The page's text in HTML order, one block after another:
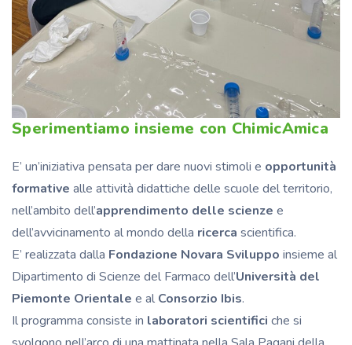
Sperimentiamo insieme con ChimicAmica
E’ un’iniziativa pensata per dare nuovi stimoli e opportunità
formative alle attività didattiche delle scuole del territorio,
nell’ambito dell’apprendimento delle scienze e
dell’avvicinamento al mondo della ricerca scientifica.
E’ realizzata dalla Fondazione Novara Sviluppo insieme al
Dipartimento di Scienze del Farmaco dell’Università del
Piemonte Orientale e al Consorzio Ibis.
Il programma consiste in laboratori scientifici che si